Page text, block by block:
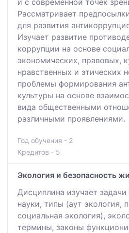
Рассматривает
для развития
Изучает развитие
коррупции на основе
экономических, правовых,
нравственных и этических
проблемы формирования
культуры на основе
вида общественными
различными проявлениями.
Год обучения - 2
Кредитов - 5
Экология и безопасность
Дисциплина изучает задачи
науки, типы (аут экология,
социальная экология),
термины, законы